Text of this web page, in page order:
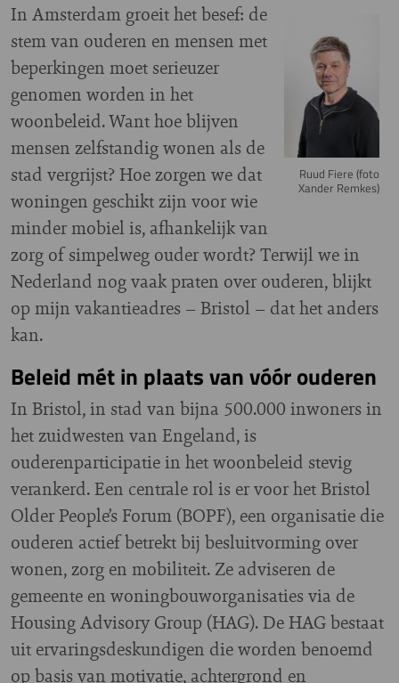
Ruud Fiere (foto
Xander Remkes)
In Amsterdam groeit het besef: de
stem van ouderen en mensen met
beperkingen moet serieuzer
genomen worden in het
woonbeleid. Want hoe blijven
mensen zelfstandig wonen als de
stad vergrijst? Hoe zorgen we dat
woningen geschikt zijn voor wie
minder mobiel is, afhankelijk van
zorg of simpelweg ouder wordt? Terwijl we in
Nederland nog vaak praten over ouderen, blijkt
op mijn vakantieadres – Bristol – dat het anders
kan.
Beleid mét in plaats van vóór ouderen
In Bristol, in stad van bijna 500.000 inwoners in
het zuidwesten van Engeland, is
ouderenparticipatie in het woonbeleid stevig
verankerd. Een centrale rol is er voor het Bristol
Older People’s Forum (BOPF), een organisatie die
ouderen actief betrekt bij besluitvorming over
wonen, zorg en mobiliteit. Ze adviseren de
gemeente en woningbouworganisaties via de
Housing Advisory Group (HAG). De HAG bestaat
uit ervaringsdeskundigen die worden benoemd
op basis van motivatie, achtergrond en